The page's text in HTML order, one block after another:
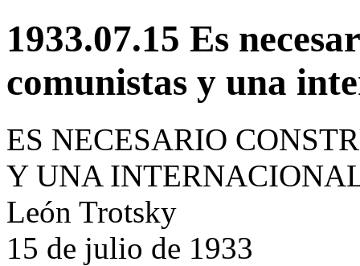
1933.07.15 Es
comunistas y una
ES NECESARIO
Y UNA
León Trotsky
15 de julio de 1933